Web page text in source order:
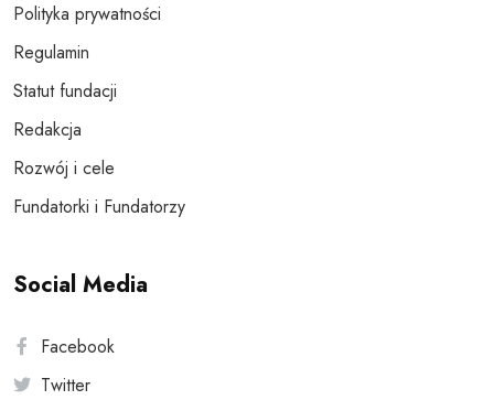
Polityka prywatności
Regulamin
Statut fundacji
Redakcja
Rozwój i cele
Fundatorki i Fundatorzy
Social Media
Facebook
Twitter